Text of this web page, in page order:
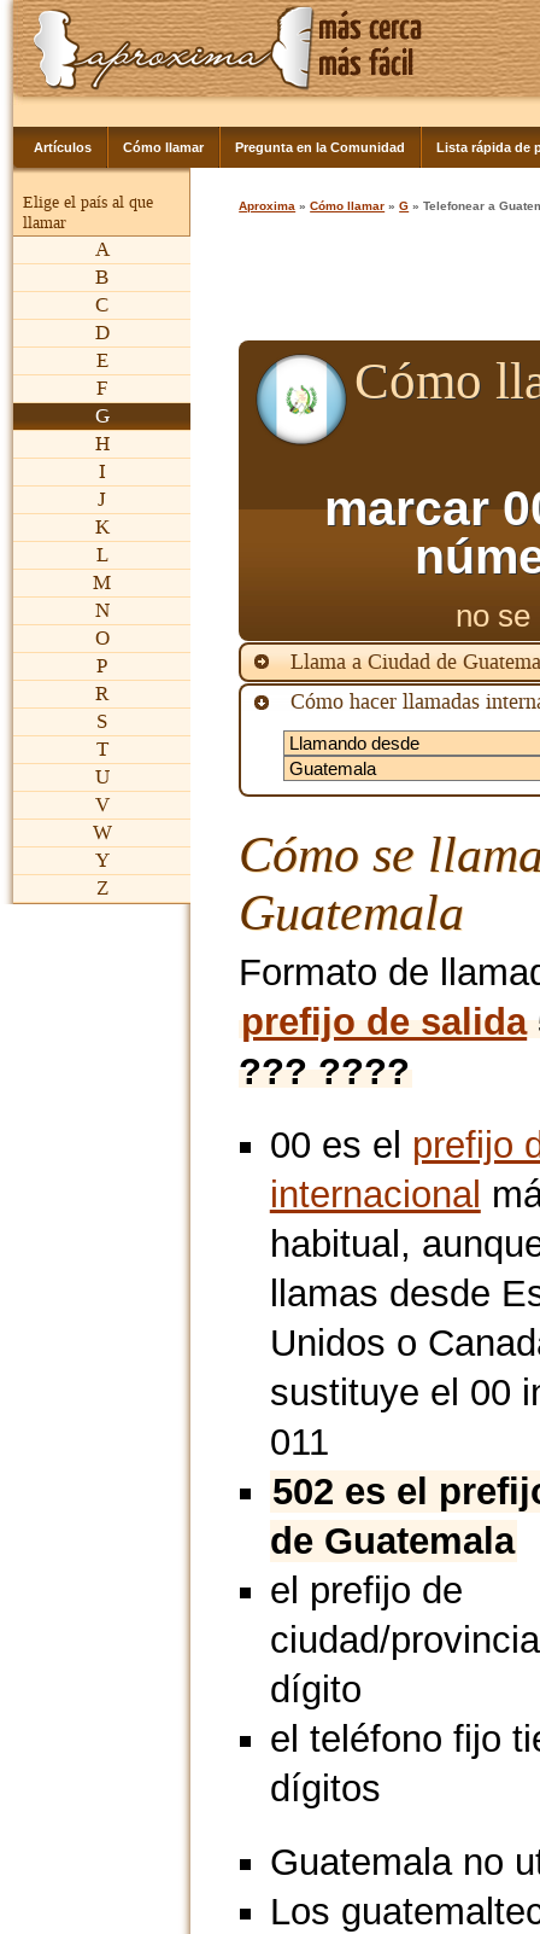
Artículos Cómo llamar Pregunta en la Comunidad Lista rápida de
Elige el país al que
llamar
A
B
C
D
E
F
G
H
I
J
K
L
M
N
O
P
R
S
T
U
V
W
Y
Z
Aproxima »Cómo llamar »G » Telefonear a
Cómo
marcar
no
Llama a Ciudad de
Cómo hacer llamadas
Cómo se
Guatemala
Formato de
prefijo de salida
??? ????
00 es el prefijo
internacional
habitual,
llamas desde
Unidos o
sustituye el 00
011
502 es el
de Guatemala
el prefijo de
ciudad/
dígito
el teléfono fijo
dígitos
Guatemala no
Los